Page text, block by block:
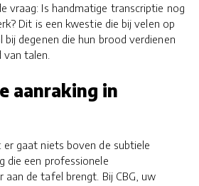
vraag: Is handmatige transcriptie nog
Dit is een kwestie die bij velen op
degenen die hun brood verdienen
talen.
aanraking in
er gaat niets boven de subtiele
die een professionele
de tafel brengt. Bij CBG, uw